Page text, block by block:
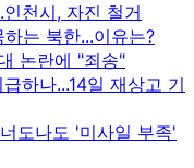
천시, 자진 철거
는 북한...이유는?
논란에 "죄송"
하나...14일 재상고 기
도나도 '미사일 부족'